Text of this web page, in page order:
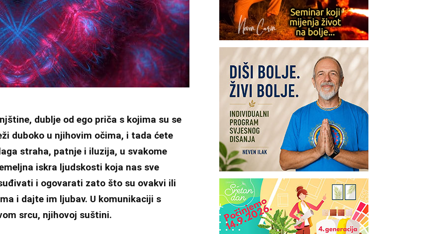
dublje od ego priča s kojima su se
duboko u njihovim očima, i tada ćete
straha, patnje i iluzija, u svakome
iskra ljudskosti koja nas sve
i ogovarati zato što su ovakvi ili
i dajte im ljubav. U komunikaciji s
srcu, njihovoj suštini.